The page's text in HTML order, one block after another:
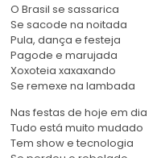
O Brasil se sassarica
Se sacode na noitada
Pula, dança e festeja
Pagode e marujada
Xoxoteia xaxaxando
Se remexe na lambada
Nas festas de hoje em dia
Tudo está muito mudado
Tem show e tecnologia